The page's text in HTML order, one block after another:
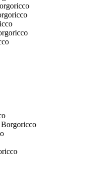
Borgoricco